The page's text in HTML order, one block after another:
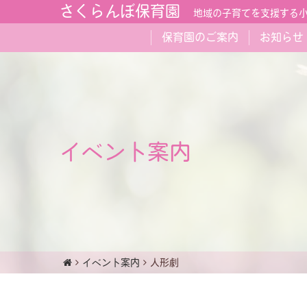
さくらんぼ保育園 地域の子育てを支援する
保育園のご案内 お知らせ
イベント案内
イベント案内 人形劇